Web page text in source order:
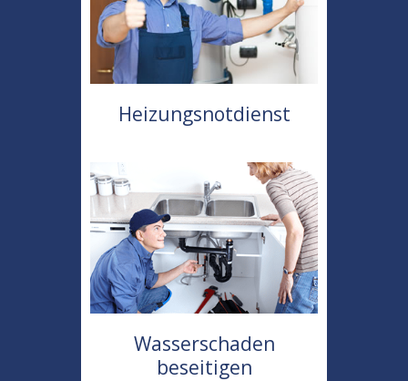
Heizungsnotdienst
Wasserschaden
beseitigen